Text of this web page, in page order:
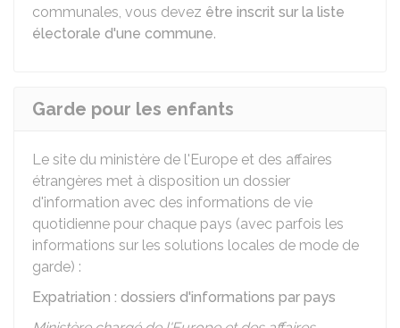
communales, vous devez être inscrit sur la liste
électorale d'une commune.
Garde pour les enfants
Le site du ministère de l'Europe et des affaires
étrangères met à disposition un dossier
d'information avec des informations de vie
quotidienne pour chaque pays (avec parfois les
informations sur les solutions locales de mode de
garde) :
Expatriation : dossiers d'informations par pays